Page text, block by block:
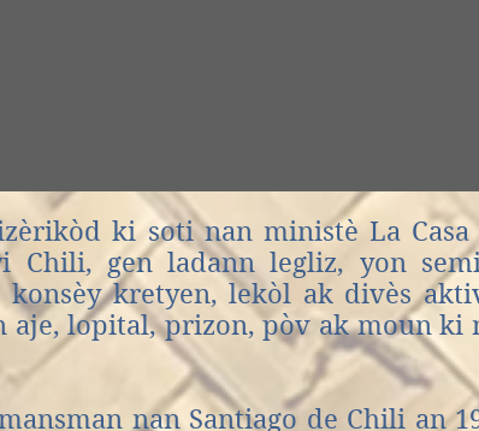
ki soti nan ministè La Casa
Chili, gen ladann legliz, yon
kretyen, lekòl ak divès
aje, lopital, prizon, pòv ak moun ki
nan Santiago de Chili an